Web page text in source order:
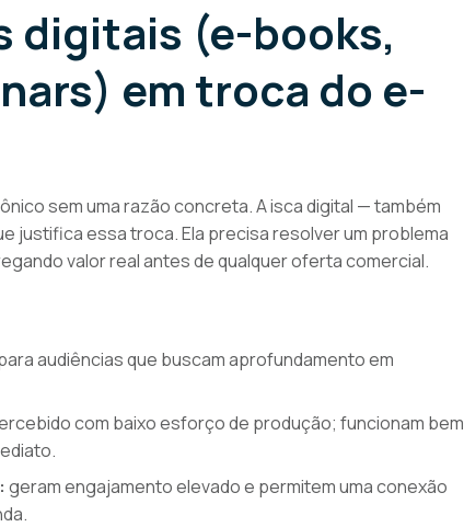
digitais (e-books,
em troca do e-
sem uma razão concreta. A isca digital — também
justifica essa troca. Ela precisa resolver um problema
valor real antes de qualquer oferta comercial.
audiências que buscam aprofundamento em
com baixo esforço de produção; funcionam bem
geram engajamento elevado e permitem uma conexão